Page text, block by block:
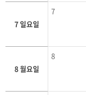
7 일요일
7
8 월요일
8